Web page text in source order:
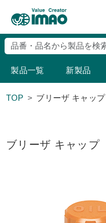
製品一覧 新製品
TOP ブリーザ キャップ
ブリーザ キャップ